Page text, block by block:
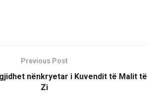
Previous Post
nënkryetar i Kuvendit të Malit të
Zi